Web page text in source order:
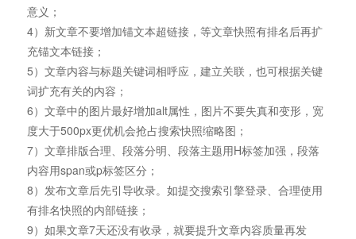
意义；
4）新文章不要增加锚文本超链接，等文章快照有排名后再扩
充锚文本链接；
5）文章内容与标题关键词相呼应，建立关联，也可根据关键
词扩充有关的内容；
6）文章中的图片最好增加alt属性，图片不要失真和变形，宽
度大于500px更优机会抢占搜索快照缩略图；
7）文章排版合理、段落分明、段落主题用H标签加强，段落
内容用span或p标签区分；
8）发布文章后先引导收录。如提交搜索引擎登录、合理使用
有排名快照的内部链接；
9）如果文章7天还没有收录，就要提升文章内容质量再发